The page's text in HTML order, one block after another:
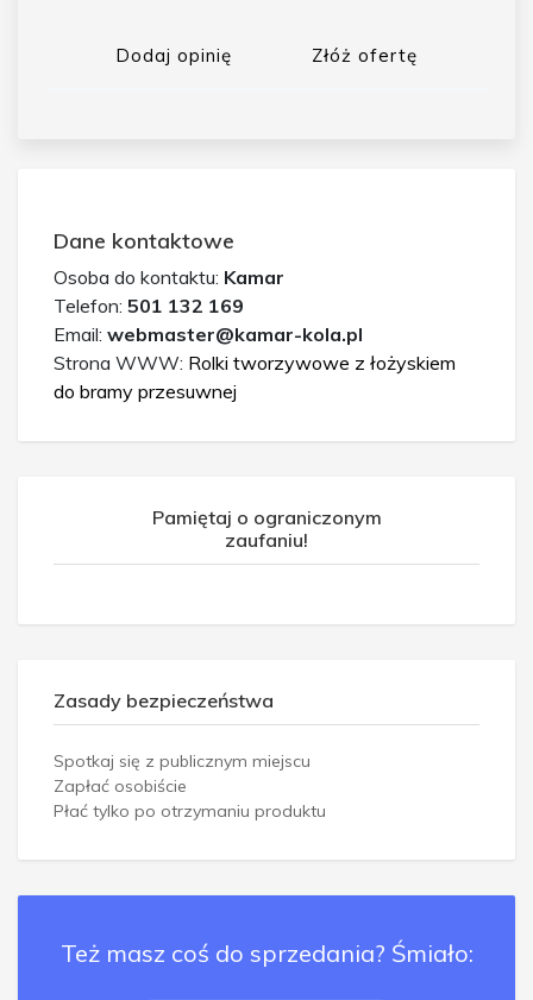
Dodaj opinię Złóż ofertę
Dane kontaktowe
Osoba do kontaktu: Kamar
Telefon: 501 132 169
Email: webmaster@kamar-kola.pl
Strona WWW: Rolki tworzywowe z łożyskiem
do bramy przesuwnej
Pamiętaj o ograniczonym
zaufaniu!
Zasady bezpieczeństwa
Spotkaj się z publicznym miejscu
Zapłać osobiście
Płać tylko po otrzymaniu produktu
Też masz coś do sprzedania? Śmiało: